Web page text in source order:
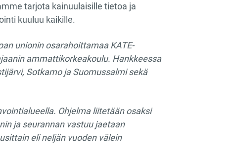
tarjota kainuulaisille tietoa ja
kuuluu kaikille.
unionin osarahoittamaa KATE-
ammattikorkeakoulu. Hankkeessa
Sotkamo ja Suomussalmi sekä
Ohjelma liitetään osaksi
ja seurannan vastuu jaetaan
eli neljän vuoden välein